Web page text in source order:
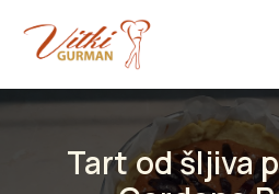
content
Tart od šljiva